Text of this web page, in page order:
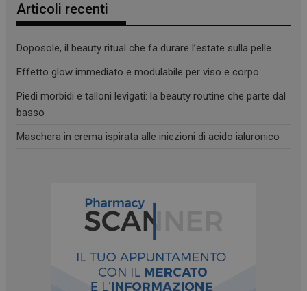
Articoli recenti
Doposole, il beauty ritual che fa durare l’estate sulla pelle
Effetto glow immediato e modulabile per viso e corpo
Piedi morbidi e talloni levigati: la beauty routine che parte dal
basso
Maschera in crema ispirata alle iniezioni di acido ialuronico
Google LLC
.panoramacosmetico.it